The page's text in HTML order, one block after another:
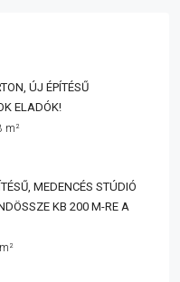
ÚJ ÉPÍTÉSŰ
ELADÓK!
m²
MEDENCÉS STÚDIÓ
KB 200 M-RE A
m²